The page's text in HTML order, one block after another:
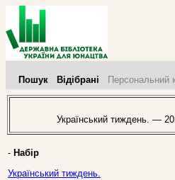
Пошук Відібрані Персональний
Український тиждень. —
- Набір
Український тиждень.